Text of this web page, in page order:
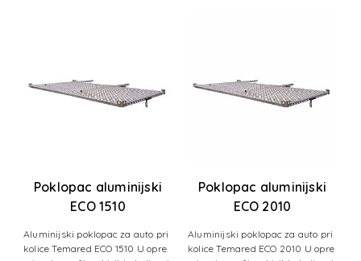
Poklopac aluminijski
ECO 1510
Aluminijski poklopac za auto pri
kolice Temared ECO 1510 U opre
Poklopac aluminijski
ECO 2010
Aluminijski poklopac za auto pri
kolice Temared ECO 2010 U opre